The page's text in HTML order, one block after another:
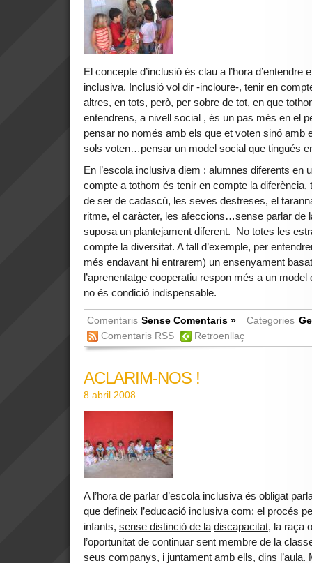
El concepte d’inclusió és clau a l’hora d’entendre
inclusiva. Inclusió vol dir -incloure-, tenir en
altres, en tots, però, per sobre de tot, en que
entendrens, a nivell social , és un pas més en el
pensar no només amb els que et voten sinó amb
sols voten…pensar un model social que tingués
En l’escola inclusiva diem : alumnes diferents en
compte a tothom és tenir en compte la diferència,
de ser de cadascú, les seves destreses, el
ritme, el caràcter, les afeccions…sense parlar de
suposa un plantejament diferent. No totes les
compte la diversitat. A tall d’exemple, per
més endavant hi entrarem) un ensenyament
l’aprenentatge cooperatiu respon més a un
no és condició indispensable.
Comentaris Sense Comentaris » Categories
Comentaris RSS
Retroenllaç
ACLARIM-NOS !
8 abril 2008
A l’hora de parlar d’escola inclusiva és obligat
que defineix l’educació inclusiva com: el procés
infants, sense distinció de la discapacitat, la raça
l’oportunitat de continuar sent membre de la
seus companys, i juntament amb ells, dins l’aula.